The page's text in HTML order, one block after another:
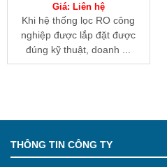
Giá: Liên hệ
Khi hệ thống lọc RO công
nghiệp được lắp đặt được
đúng kỹ thuật, doanh ...
THÔNG TIN CÔNG TY